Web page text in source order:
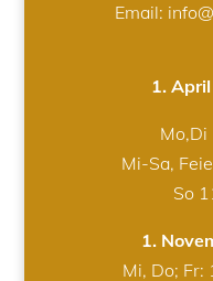
Email:
1.
Mi-Sa,
So
1.
Mi, Do;